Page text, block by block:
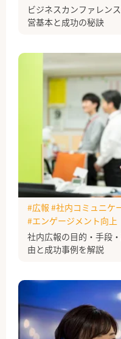
ビジネスカンファレン
営基本と成功の秘訣
社内広報の目的・手段
由と成功事例を解説
#広報 #社内コミュニケ
#エンゲージメント向上